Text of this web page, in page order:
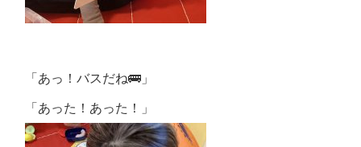
「あっ！バスだね🚌」
「あった！あった！」